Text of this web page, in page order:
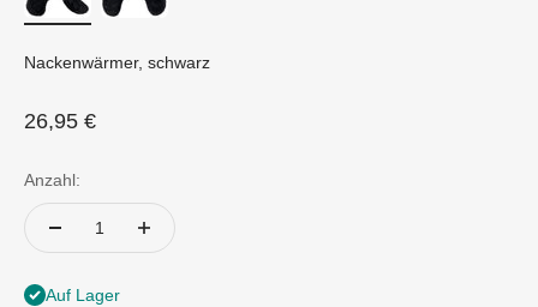
Nackenwärmer, schwarz
Angebot
26,95 €
Anzahl:
Auf Lager